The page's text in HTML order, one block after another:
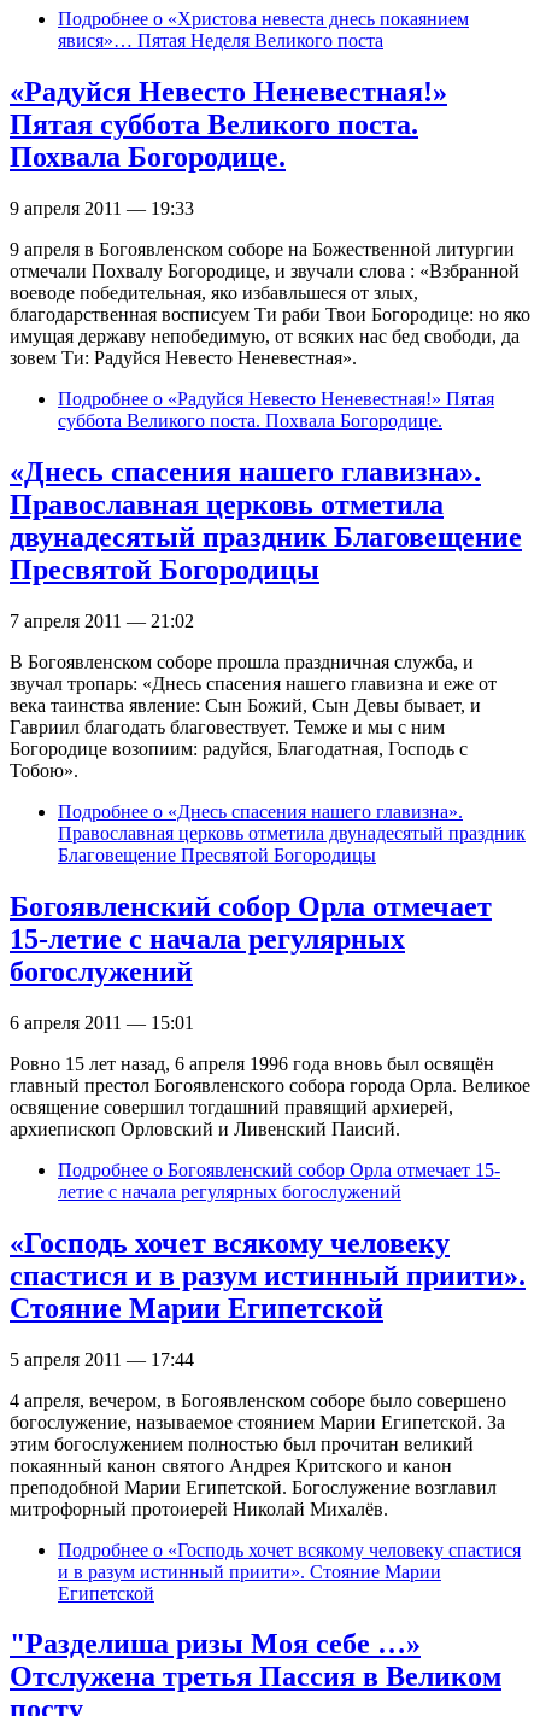
Подробнее о «Христова невеста днесь покаянием
явися»… Пятая Неделя Великого поста
«Радуйся Невесто Неневестная!»
Пятая суббота Великого поста.
Похвала Богородице.
9 апреля 2011 — 19:33
9 апреля в Богоявленском соборе на Божественной литургии
отмечали Похвалу Богородице, и звучали слова : «Взбранной
воеводе победительная, яко избавльшеся от злых,
благодарственная восписуем Ти раби Твои Богородице: но яко
имущая державу непобедимую, от всяких нас бед свободи, да
зовем Ти: Радуйся Невесто Неневестная».
Подробнее о «Радуйся Невесто Неневестная!» Пятая
суббота Великого поста. Похвала Богородице.
«Днесь спасения нашего главизна».
Православная церковь отметила
двунадесятый праздник Благовещение
Пресвятой Богородицы
7 апреля 2011 — 21:02
В Богоявленском соборе прошла праздничная служба, и
звучал тропарь: «Днесь спасения нашего главизна и еже от
века таинства явление: Сын Божий, Сын Девы бывает, и
Гавриил благодать благовествует. Темже и мы с ним
Богородице возопиим: радуйся, Благодатная, Господь с
Тобою».
Подробнее о «Днесь спасения нашего главизна».
Православная церковь отметила двунадесятый праздник
Благовещение Пресвятой Богородицы
Богоявленский собор Орла отмечает
15-летие с начала регулярных
богослужений
6 апреля 2011 — 15:01
Ровно 15 лет назад, 6 апреля 1996 года вновь был освящён
главный престол Богоявленского собора города Орла. Великое
освящение совершил тогдашний правящий архиерей,
архиепископ Орловский и Ливенский Паисий.
Подробнее о Богоявленский собор Орла отмечает 15-
летие с начала регулярных богослужений
«Господь хочет всякому человеку
спастися и в разум истинный приити».
Стояние Марии Египетской
5 апреля 2011 — 17:44
4 апреля, вечером, в Богоявленском соборе было совершено
богослужение, называемое стоянием Марии Египетской. За
этим богослужением полностью был прочитан великий
покаянный канон святого Андрея Критского и канон
преподобной Марии Египетской. Богослужение возглавил
митрофорный протоиерей Николай Михалёв.
Подробнее о «Господь хочет всякому человеку спастися
и в разум истинный приити». Стояние Марии
Египетской
"Разделиша ризы Моя себе …»
Отслужена третья Пассия в Великом
посту